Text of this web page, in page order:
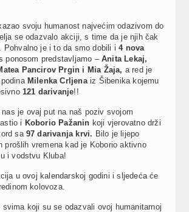
svoju humanost najvećim odazivom do
se odazvalo akciji, s time da je njih čak
. Pohvalno je i to da smo dobili i4 nova
ponosom predstavljamo – Anita Lekaj,
Pancirov Prgin i Mia Žaja, a red je
Milenka Crljenaiz Šibenika kojemu
121 darivanje!!
nas je ovaj put na naš poziv svojom
i Koborio Pažanin koji vjerovatno drži
sa 97 darivanja krvi. Bilo je lijepo
prošlih vremena kad je Koborio aktivno
i vodstvu Kluba!
u ovoj kalendarskoj godini i sljedeća će
kolovoza.
svima koji su se odazvali ovoj humanitarnoj